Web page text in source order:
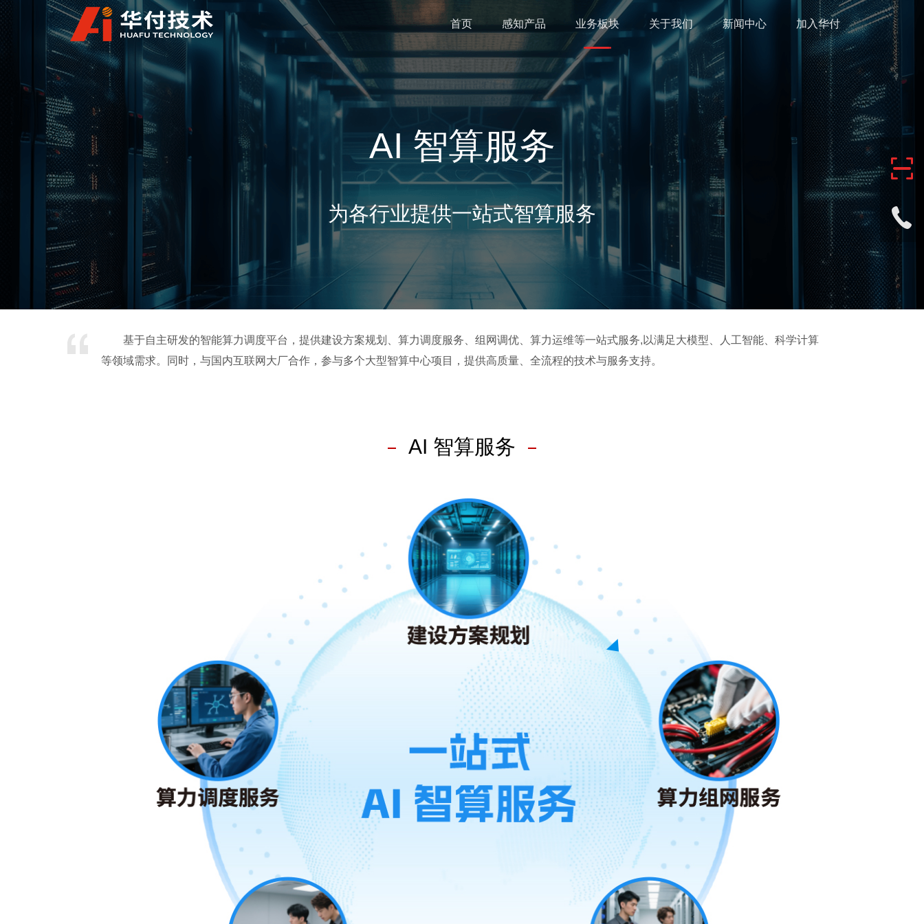
首页 感知产品 业务板块 关于我们 新闻中心 加入华付
AI 智算服务
为各行业提供一站式智算服务
基于自主研发的智能算力调度平台，提供建设方案规划、算力调度服务、组网调优、算力运维等一站式服务,以满足大模型、人工智能、科学计算
等领域需求。同时，与国内互联网大厂合作，参与多个大型智算中心项目，提供高质量、全流程的技术与服务支持。
AI 智算服务